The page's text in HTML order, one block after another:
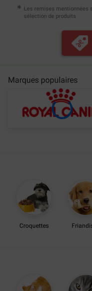
Les remises mentionnées
sélection de produits
Marques populaires
Croquettes